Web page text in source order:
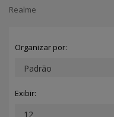
Realme
Organizar por:
Exibir: